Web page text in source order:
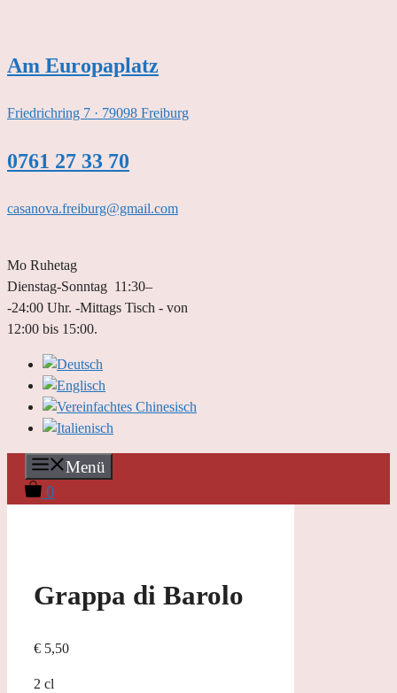
springen
Am Europaplatz
Friedrichring 7 · 79098 Freiburg
0761 27 33 70
casanova.freiburg@gmail.com
Mo Ruhetag
Dienstag-Sonntag 11:30–
-24:00 Uhr. -Mittags Tisch - von
12:00 bis 15:00.
Menü
0
Grappa di Barolo
€ 5,50
2 cl